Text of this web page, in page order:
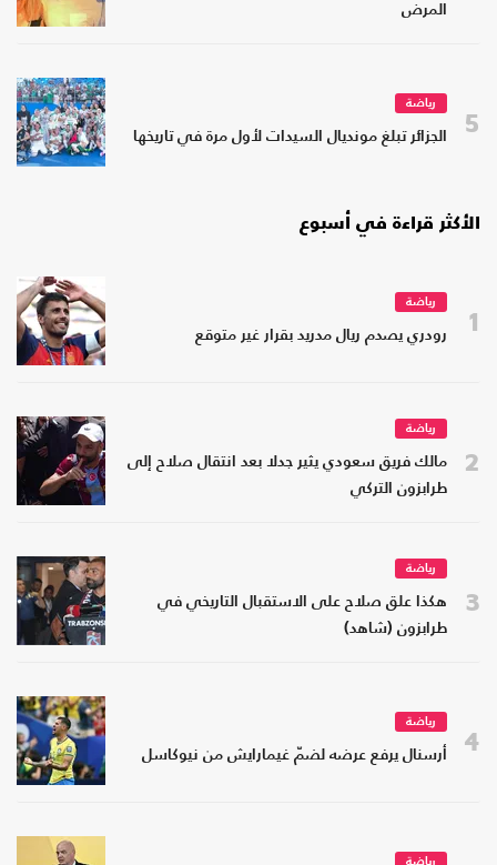
المرض
5
رياضة
الجزائر تبلغ مونديال السيدات لأول مرة في تاريخها
الأكثر قراءة في أسبوع
1
رياضة
رودري يصدم ريال مدريد بقرار غير متوقع
2
رياضة
مالك فريق سعودي يثير جدلا بعد انتقال صلاح إلى
طرابزون التركي
3
رياضة
هكذا علق صلاح على الاستقبال التاريخي في
طرابزون (شاهد)
4
رياضة
أرسنال يرفع عرضه لضمّ غيمارايش من نيوكاسل
رياضة